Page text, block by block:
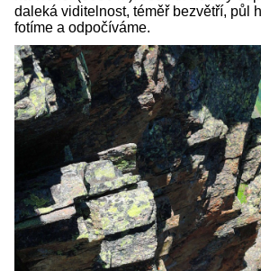
daleká viditelnost, téměř bezvětří, půl
fotíme a odpočíváme.